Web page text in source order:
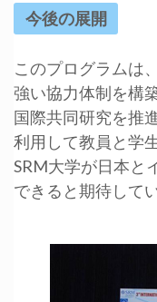
今後の展開
このプログラムは
強い協力体制を構
国際共同研究を推
利用して教員と学
SRM大学が日本と
できると期待してい